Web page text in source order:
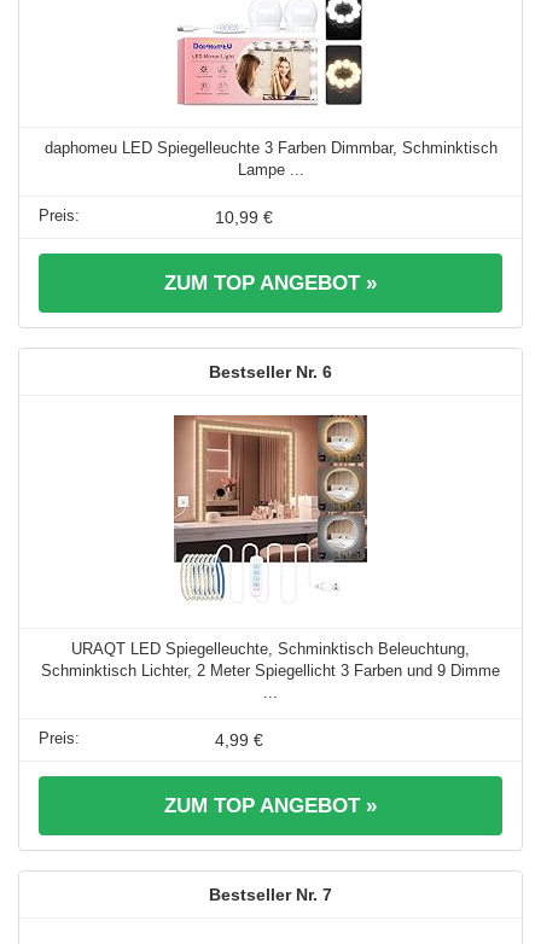
daphomeu LED Spiegelleuchte 3 Farben Dimmbar, Schminktisch
Lampe ...
10,99 €
ZUM TOP ANGEBOT »
6
URAQT LED Spiegelleuchte, Schminktisch Beleuchtung,
Schminktisch Lichter, 2 Meter Spiegellicht 3 Farben und 9 Dimme
4,99 €
ZUM TOP ANGEBOT »
7